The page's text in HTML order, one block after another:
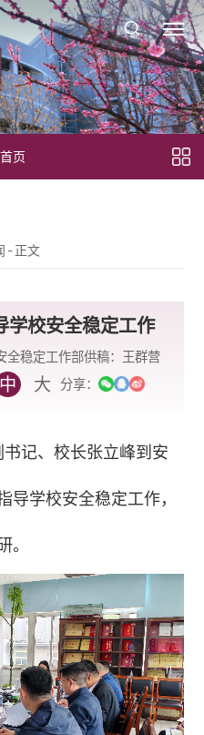
页
-正文
学校安全稳定工作
全稳定工作部供稿：王群营
中 大 分享：
记、校长张立峰到安
导学校安全稳定工作，
。